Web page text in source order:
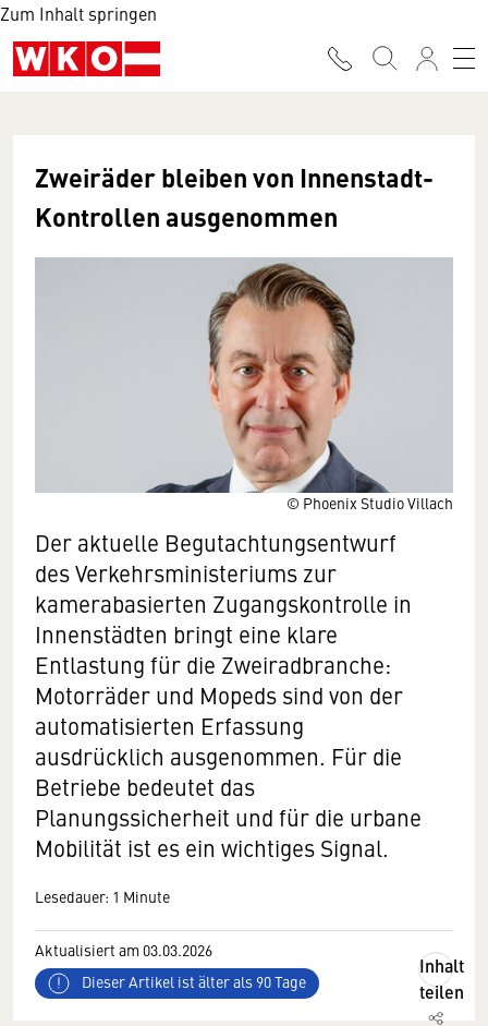
Zum Inhalt springen
© Phoenix Studio Villach
Zweiräder bleiben von Innenstadt-
Kontrollen ausgenommen
Der aktuelle Begutachtungsentwurf
des Verkehrsministeriums zur
kamerabasierten Zugangskontrolle in
Innenstädten bringt eine klare
Entlastung für die Zweiradbranche:
Motorräder und Mopeds sind von der
automatisierten Erfassung
ausdrücklich ausgenommen. Für die
Betriebe bedeutet das
Planungssicherheit und für die urbane
Mobilität ist es ein wichtiges Signal.
Lesedauer: 1 Minute
Aktualisiert am 03.03.2026
Dieser Artikel ist älter als 90 Tage
Inhalt
teilen